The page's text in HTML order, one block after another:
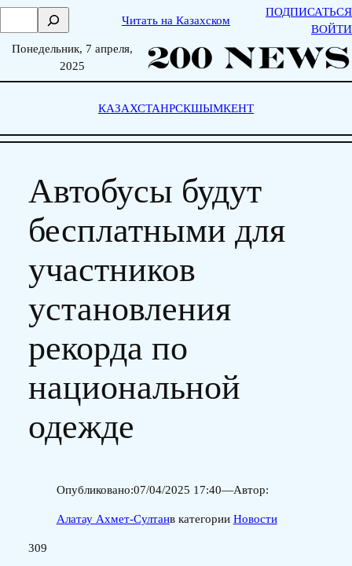
Skip
content
о
к
Читать на Казахском
ПОДПИСАТЬСЯ
ВОЙТИ
Понедельник, 7 апреля,
2025
КАЗАХСТАНРСКШЫМКЕНТ
Автобусы будут
бесплатными для
участников
установления
рекорда по
национальной
одежде
Опубликовано:07/04/2025 17:40—Автор:
Алатау Ахмет-Султанв категории Новости
309